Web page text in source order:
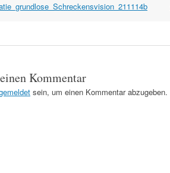
Kommentar
sein, um einen Kommentar abzugeben.